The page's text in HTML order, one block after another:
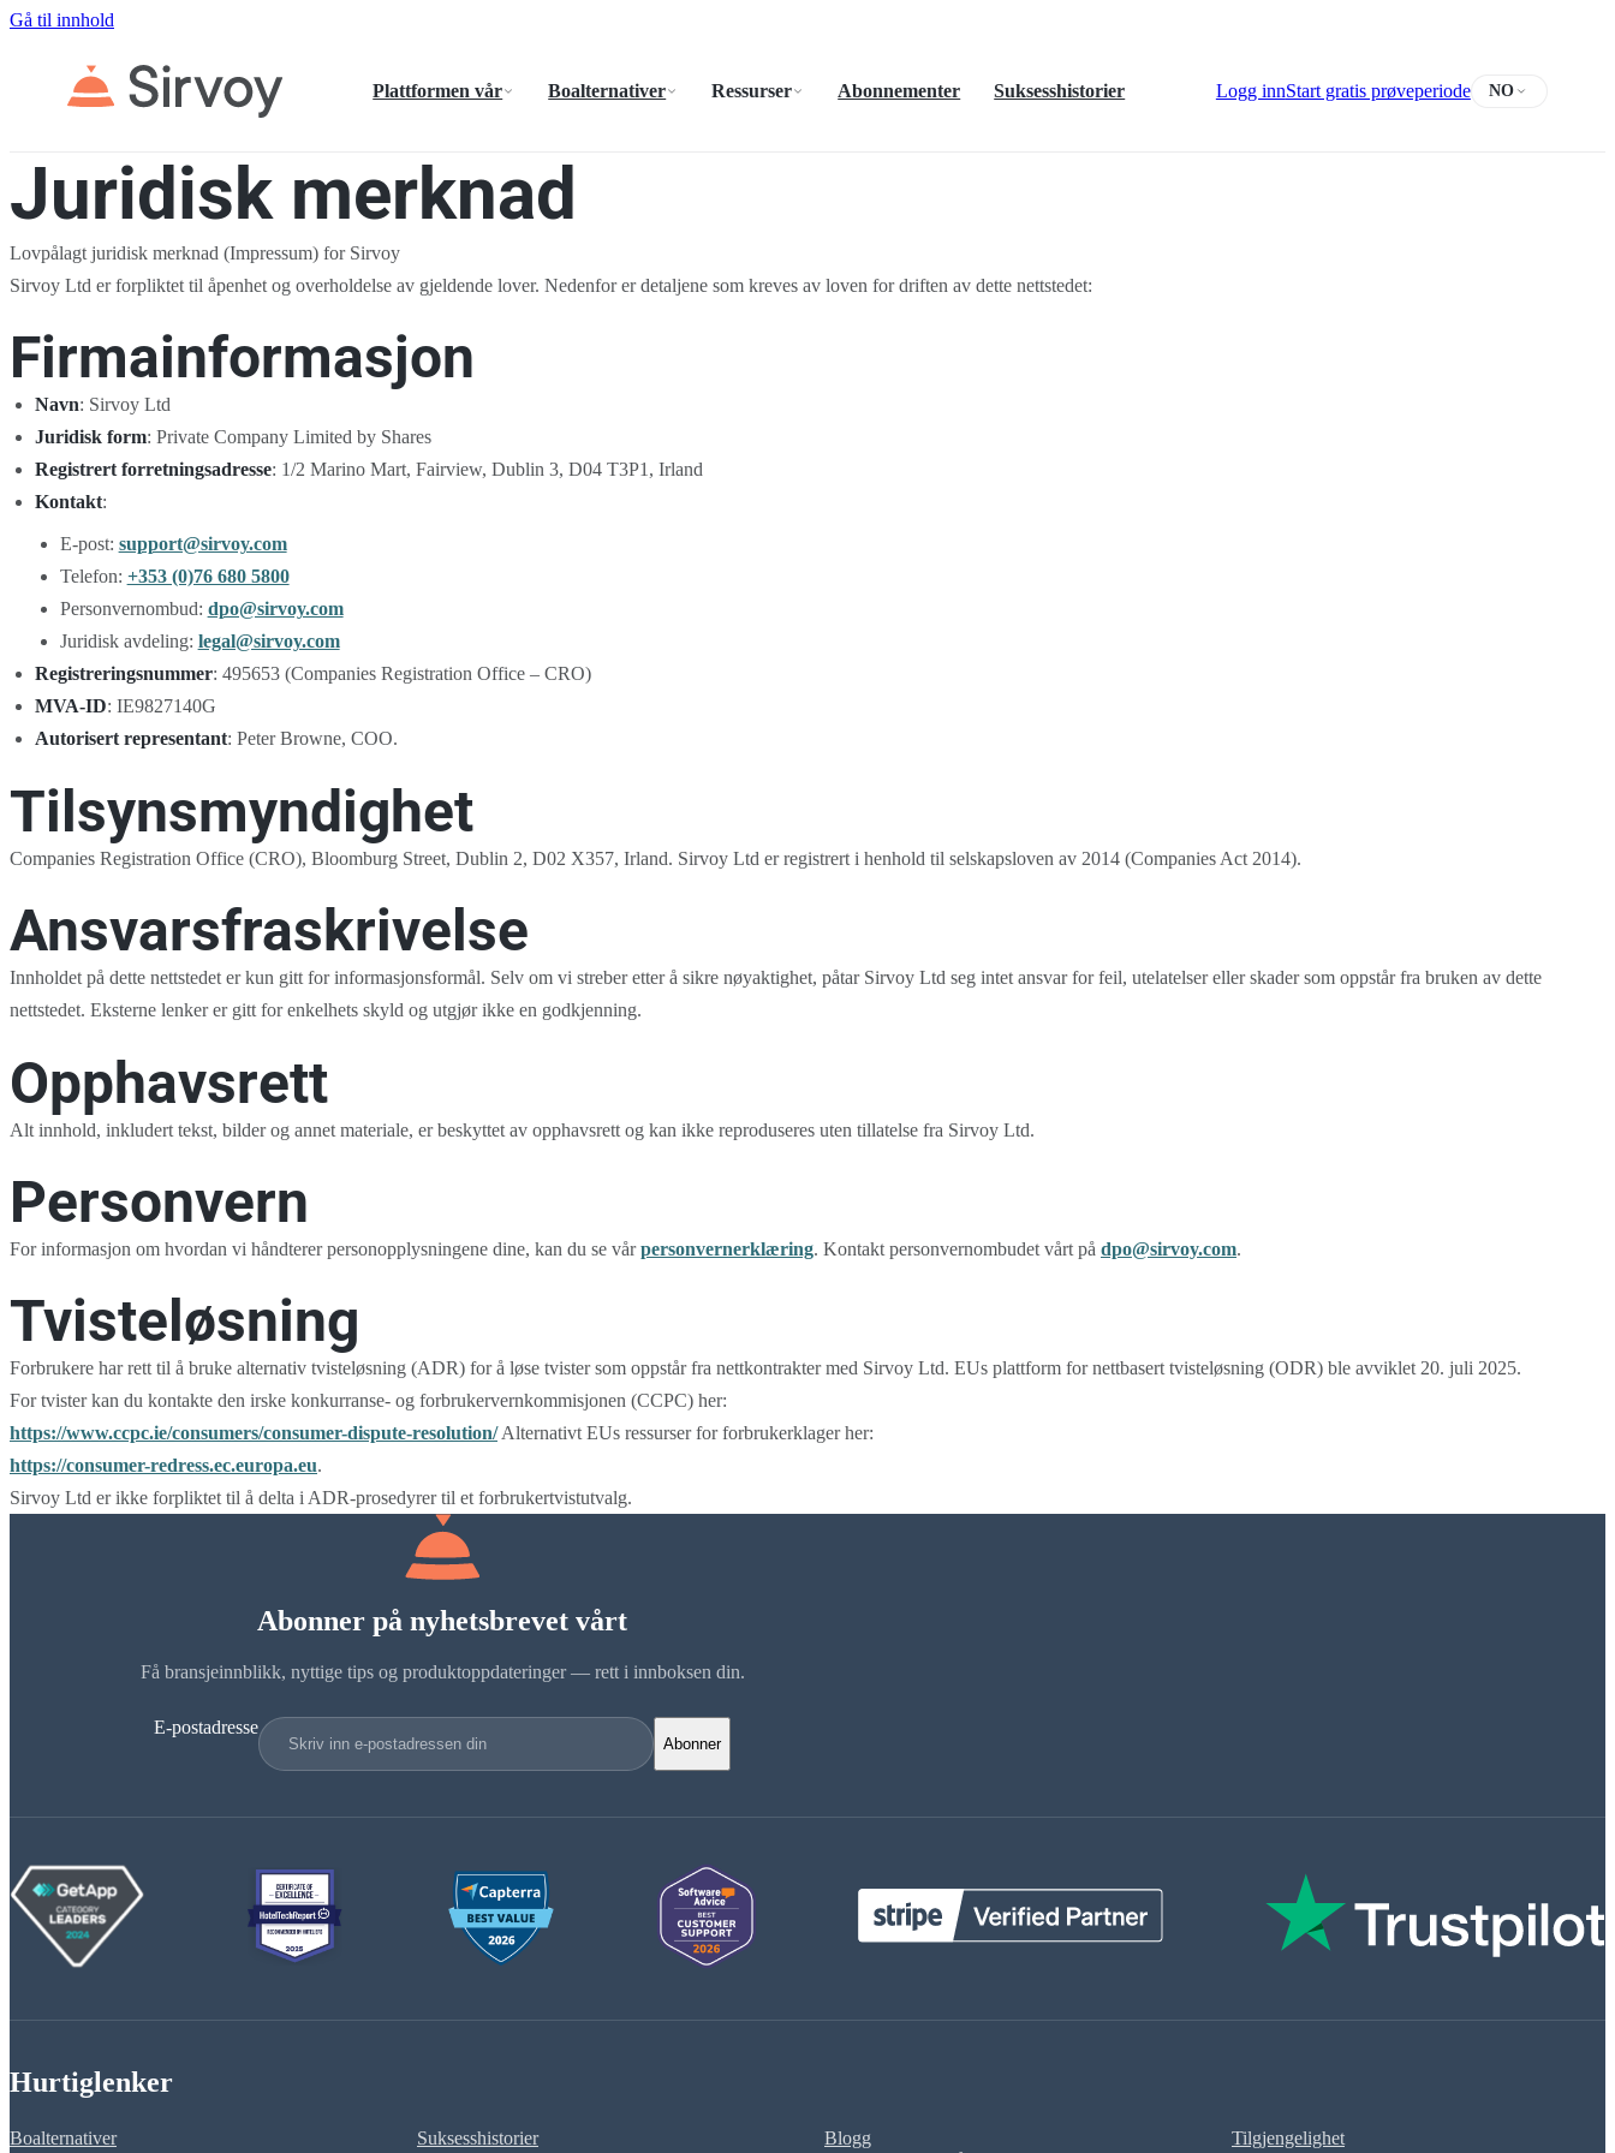
Gå til innhold
Plattformen vår Boalternativer Ressurser Abonnementer Suksesshistorier Logg innStart gratis prøveperiode NO
Juridisk merknad
Lovpålagt juridisk merknad (Impressum) for Sirvoy
Sirvoy Ltd er forpliktet til åpenhet og overholdelse av gjeldende lover. Nedenfor er detaljene som kreves av loven for driften av dette nettstedet:
Firmainformasjon
Navn: Sirvoy Ltd
Juridisk form: Private Company Limited by Shares
Registrert forretningsadresse: 1/2 Marino Mart, Fairview, Dublin 3, D04 T3P1, Irland
Kontakt:
E-post: support@sirvoy.com
Telefon: +353 (0)76 680 5800
Personvernombud: dpo@sirvoy.com
Juridisk avdeling: legal@sirvoy.com
Registreringsnummer: 495653 (Companies Registration Office – CRO)
MVA-ID: IE9827140G
Autorisert representant: Peter Browne, COO.
Tilsynsmyndighet
Companies Registration Office (CRO), Bloomburg Street, Dublin 2, D02 X357, Irland. Sirvoy Ltd er registrert i henhold til selskapsloven av 2014 (Companies Act 2014).
Ansvarsfraskrivelse
Innholdet på dette nettstedet er kun gitt for informasjonsformål. Selv om vi streber etter å sikre nøyaktighet, påtar Sirvoy Ltd seg intet ansvar for feil, utelatelser eller skader som oppstår fra bruken av dette
nettstedet. Eksterne lenker er gitt for enkelhets skyld og utgjør ikke en godkjenning.
Opphavsrett
Alt innhold, inkludert tekst, bilder og annet materiale, er beskyttet av opphavsrett og kan ikke reproduseres uten tillatelse fra Sirvoy Ltd.
Personvern
For informasjon om hvordan vi håndterer personopplysningene dine, kan du se vårpersonvernerklæring. Kontakt personvernombudet vårt på dpo@sirvoy.com.
Tvisteløsning
Forbrukere har rett til å bruke alternativ tvisteløsning (ADR) for å løse tvister som oppstår fra nettkontrakter med Sirvoy Ltd. EUs plattform for nettbasert tvisteløsning (ODR) ble avviklet 20. juli 2025.
For tvister kan du kontakte den irske konkurranse- og forbrukervernkommisjonen (CCPC) her:
https://www.ccpc.ie/consumers/consumer-dispute-resolution/Alternativt EUs ressurser for forbrukerklager her:
https://consumer-redress.ec.europa.eu.
Sirvoy Ltd er ikke forpliktet til å delta i ADR-prosedyrer til et forbrukertvistutvalg.
Abonner på nyhetsbrevet vårt
Få bransjeinnblikk, nyttige tips og produktoppdateringer — rett i innboksen din.
E-postadresse
Abonner
Hurtiglenker
Boalternativer
Suksesshistorier
Blogg
Tilgjengelighet